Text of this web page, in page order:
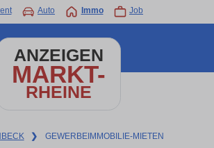
Auto Immo Job
ANZEIGEN
MARKT-
RHEINE
❯ GEWERBEIMMOBILIE-MIETEN